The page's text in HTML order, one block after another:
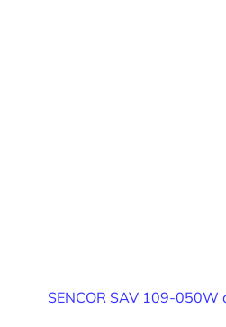
SENCOR SAV 109-050W